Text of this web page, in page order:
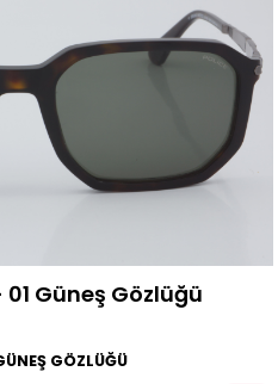
01 Güneş Gözlüğü
GÖZLÜĞÜ